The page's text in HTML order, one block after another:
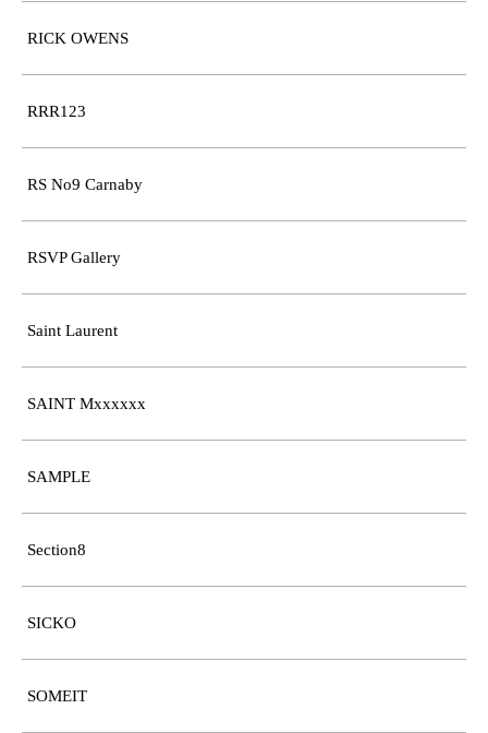
RICK OWENS
RRR123
RS No9 Carnaby
RSVP Gallery
Saint Laurent
SAINT Mxxxxxx
SAMPLE
Section8
SICKO
SOMEIT